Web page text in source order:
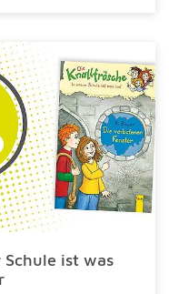
ist was